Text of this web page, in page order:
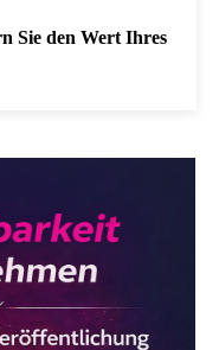
Sie den Wert Ihres